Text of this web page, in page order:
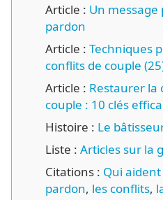
Article : Un
pardon
Article : Techniques
conflits de couple
Article : Restaurer la
couple : 10 clés
Histoire : Le
Liste : Articles sur la
Citations : Qui
pardon, les conflits,